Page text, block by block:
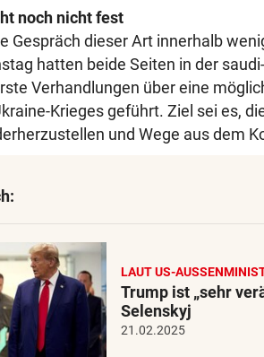
noch nicht fest
Gespräch dieser Art innerhalb
hatten beide Seiten in der
Verhandlungen über eine
Krieges geführt. Ziel sei es,
und Wege aus dem
LAUT US-
Trump ist „sehr
Selenskyj
21.02.2025